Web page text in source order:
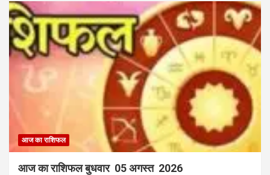
आज का राशिफल
आज का राशिफल बुधवार 05 अगस्त 2026